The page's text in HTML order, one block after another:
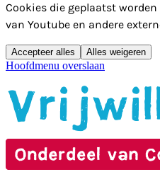
Cookies die geplaatst
van Youtube en andere
Accepteer alles Alles weigeren
Hoofdmenu overslaan